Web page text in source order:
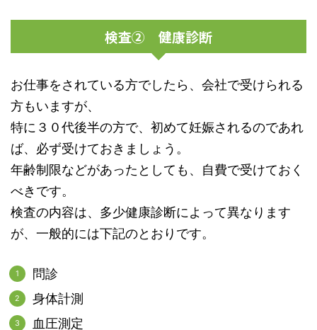
検査② 健康診断
お仕事をされている方でしたら、会社で受けられる
方もいますが、
特に３０代後半の方で、初めて妊娠されるのであれ
ば、必ず受けておきましょう。
年齢制限などがあったとしても、自費で受けておく
べきです。
検査の内容は、多少健康診断によって異なります
が、一般的には下記のとおりです。
問診
身体計測
血圧測定